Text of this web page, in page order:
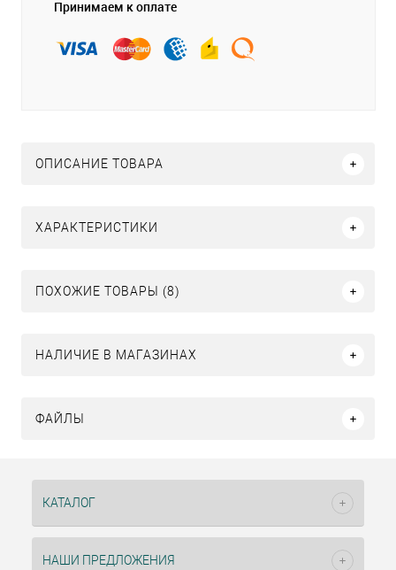
Принимаем к оплате
ОПИСАНИЕ ТОВАРА
ХАРАКТЕРИСТИКИ
ПОХОЖИЕ ТОВАРЫ (8)
НАЛИЧИЕ В МАГАЗИНАХ
ФАЙЛЫ
КАТАЛОГ
НАШИ ПРЕДЛОЖЕНИЯ